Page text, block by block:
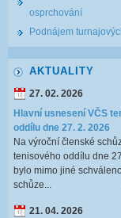
osprchování
Podnájem
AKTUALITY
27. 02. 2026
Hlavní usnesení VČS
oddílu dne 27. 2. 2026
Na výroční členské
tenisového oddílu dne
bylo mimo jiné
schůze...
21. 04. 2026